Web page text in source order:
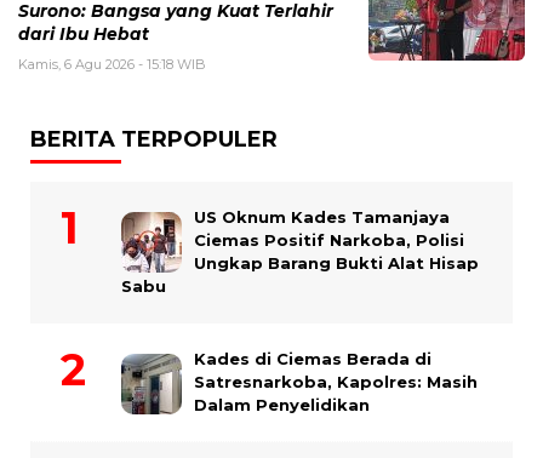
Surono: Bangsa yang Kuat Terlahir
dari Ibu Hebat
Kamis, 6 Agu 2026 - 15:18 WIB
BERITA TERPOPULER
US Oknum Kades Tamanjaya
Ciemas Positif Narkoba, Polisi
Ungkap Barang Bukti Alat Hisap
Sabu
Kades di Ciemas Berada di
Satresnarkoba, Kapolres: Masih
Dalam Penyelidikan